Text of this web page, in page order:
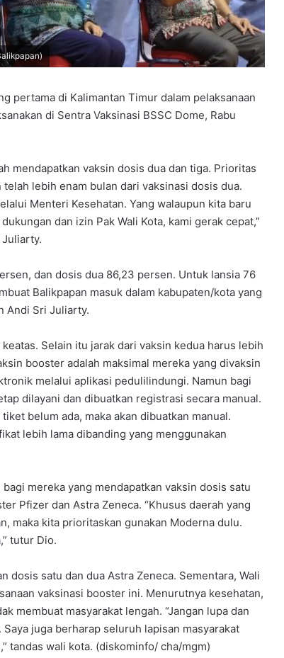
pertama di Kalimantan Timur dalam pelaksanaan
di Sentra Vaksinasi BSSC Dome, Rabu
mendapatkan vaksin dosis dua dan tiga. Prioritas
lebih enam bulan dari vaksinasi dosis dua.
Menteri Kesehatan. Yang walaupun kita baru
dan izin Pak Wali Kota, kami gerak cepat,”
Juliarty.
dan dosis dua 86,23 persen. Untuk lansia 76
Balikpapan masuk dalam kabupaten/kota yang
Andi Sri Juliarty.
Selain itu jarak dari vaksin kedua harus lebih
booster adalah maksimal mereka yang divaksin
melalui aplikasi pedulilindungi. Namun bagi
dilayani dan dibuatkan registrasi secara manual.
belum ada, maka akan dibuatkan manual.
lebih lama dibanding yang menggunakan
mereka yang mendapatkan vaksin dosis satu
Pfizer dan Astra Zeneca. “Khusus daerah yang
maka kita prioritaskan gunakan Moderna dulu.
tutur Dio.
dosis satu dan dua Astra Zeneca. Sementara, Wali
vaksinasi booster ini. Menurutnya kesehatan,
membuat masyarakat lengah. “Jangan lupa dan
juga berharap seluruh lapisan masyarakat
tandas wali kota. (diskominfo/ cha/mgm)